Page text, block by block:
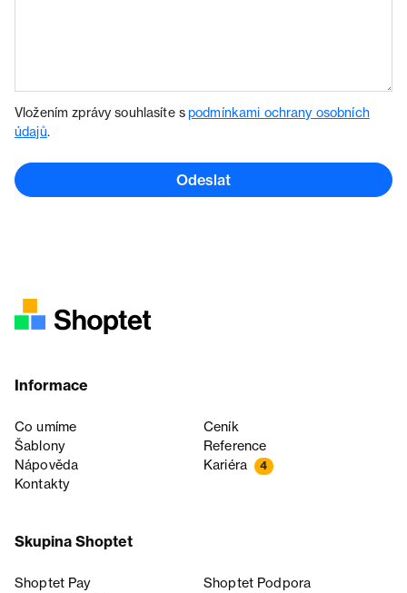
Vložením zprávy souhlasíte spodmínkami ochrany osobních
údajů.
Odeslat
Informace
Co umíme
Ceník
Šablony
Reference
Nápověda
Kariéra 4
Kontakty
Skupina Shoptet
Shoptet Pay
Shoptet Podpora